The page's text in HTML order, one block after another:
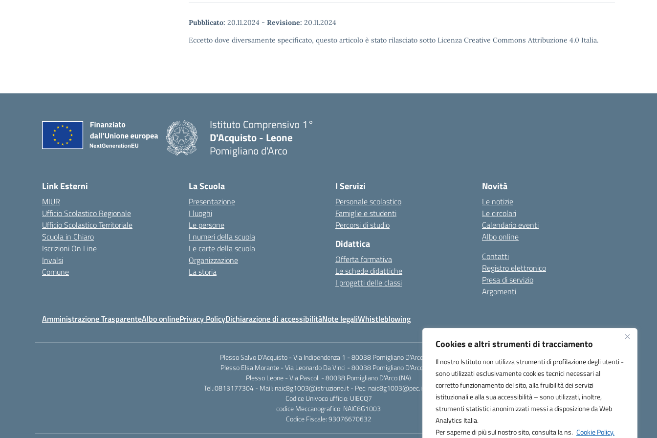
Cookies e altri strumenti di tracciamento
Il nostro Istituto non utilizza strumenti di profilazione degli utenti -
sono utilizzati esclusivamente cookies tecnici necessari al
corretto funzionamento del sito, alla fruibilità dei servizi
istituzionali e alla sua accessibilità – sono utilizzati, inoltre,
strumenti statistici anonimizzati messi a disposizione da Web
Analytics Italia.
Per saperne di più sul nostro sito, consulta la ns. Cookie Policy.
Pubblicato: 20.11.2024 - Revisione: 20.11.2024
Eccetto dove diversamente specificato, questo articolo è stato rilasciato sotto Licenza Creative Commons Attribuzione 4.0 Italia.
Istituto Comprensivo 1°
D'Acquisto - Leone
Pomigliano d'Arco
Link Esterni
MIUR
Ufficio Scolastico Regionale
Ufficio Scolastico Territoriale
Scuola in Chiaro
Iscrizioni On Line
Invalsi
Comune
La Scuola
Presentazione
I luoghi
Le persone
I numeri della scuola
Le carte della scuola
Organizzazione
La storia
I Servizi
Personale scolastico
Famiglie e studenti
Percorsi di studio
Didattica
Offerta formativa
Le schede didattiche
I progetti delle classi
Novità
Le notizie
Le circolari
Calendario eventi
Albo online
Contatti
Registro elettronico
Presa di servizio
Argomenti
Amministrazione TrasparenteAlbo onlinePrivacy PolicyDichiarazione di accessibilitàNote legaliWhistleblowing
Plesso Salvo D'Acquisto - Via Indipendenza 1 - 80038 Pomigliano D'Arco (NA)
Plesso Elsa Morante - Via Leonardo Da Vinci - 80038 Pomigliano D'Arco (NA)
Plesso Leone - Via Pascoli - 80038 Pomigliano D'Arco (NA)
Tel.:0813177304 - Mail: naic8g1003@istruzione.it - Pec: naic8g1003@pec.istruzione.it
Codice Univoco ufficio: UIECQ7
codice Meccanografico: NAIC8G1003
Codice Fiscale: 93076670632